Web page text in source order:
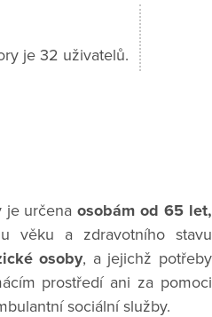
je 32 uživatelů.
je určenaosobám od 65 let,
věku a zdravotního stavu
osoby, a jejichž potřeby
prostředí ani za pomoci
sociální služby.